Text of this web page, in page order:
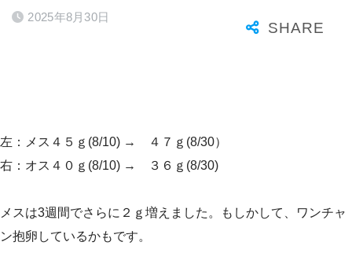
2025年8月30日
左：メス４５ｇ(8/10) → ４７ｇ(8/30）
右：オス４０ｇ(8/10) → ３６ｇ(8/30)
メスは3週間でさらに２ｇ増えました。もしかして、ワンチャ
ン抱卵しているかもです。